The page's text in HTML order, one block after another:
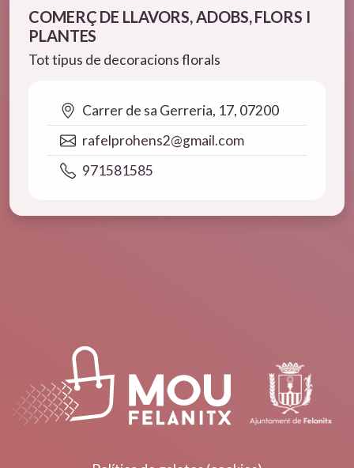
COMERÇ DE LLAVORS, ADOBS, FLORS I
PLANTES
Tot tipus de decoracions florals
Carrer de sa Gerreria, 17, 07200
rafelprohens2@gmail.com
971581585